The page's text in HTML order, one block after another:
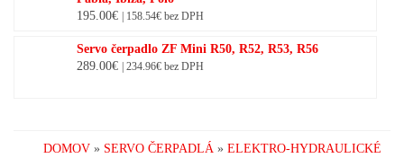
195.00€ 158.54€ bez DPH
Servo čerpadlo ZF Mini R50, R52, R53, R56
289.00€ 234.96€ bez DPH
DOMOV » SERVO ČERPADLÁ » ELEKTRO-HYDRAULICKÉ